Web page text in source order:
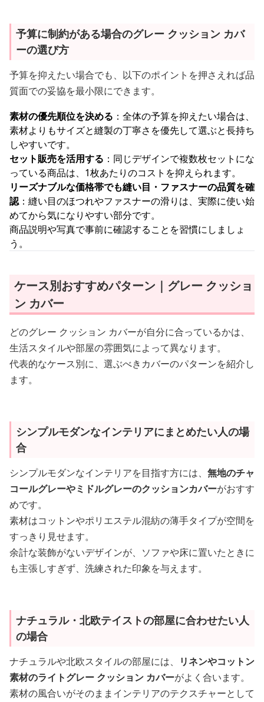
予算に制約がある場合のグレー クッション カバ
ーの選び方
予算を抑えたい場合でも、以下のポイントを押さえれば品
質面での妥協を最小限にできます。
素材の優先順位を決める ：全体の予算を抑えたい場合は、
素材よりもサイズと縫製の丁寧さを優先して選ぶと長持ち
しやすいです。
セット販売を活用する ：同じデザインで複数枚セットにな
っている商品は、1枚あたりのコストを抑えられます。
リーズナブルな価格帯でも縫い目・ファスナーの品質を確
認：縫い目のほつれやファスナーの滑りは、実際に使い始
めてから気になりやすい部分です。
商品説明や写真で事前に確認することを習慣にしましょ
う。
ケース別おすすめパターン｜グレー クッショ
ン カバー
どのグレー クッション カバーが自分に合っているかは、
生活スタイルや部屋の雰囲気によって異なります。
代表的なケース別に、選ぶべきカバーのパターンを紹介し
ます。
シンプルモダンなインテリアにまとめたい人の場
合
シンプルモダンなインテリアを目指す方には、 無地のチャ
コールグレーやミドルグレーのクッションカバーがおすす
めです。
素材はコットンやポリエステル混紡の薄手タイプが空間を
すっきり見せます。
余計な装飾がないデザインが、ソファや床に置いたときに
も主張しすぎず、洗練された印象を与えます。
ナチュラル・北欧テイストの部屋に合わせたい人
の場合
ナチュラルや北欧スタイルの部屋には、
リネンやコットン
素材のライトグレー クッション カバーがよく合います。
素材の風合いがそのままインテリアのテクスチャーとして